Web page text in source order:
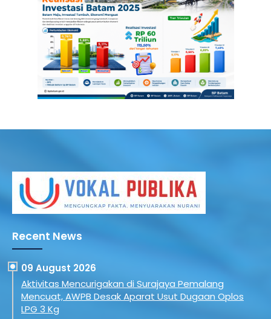
Recent News
09 August 2026
Aktivitas Mencurigakan di Surajaya Pemalang
Mencuat, AWPB Desak Aparat Usut Dugaan Oplos
LPG 3 Kg